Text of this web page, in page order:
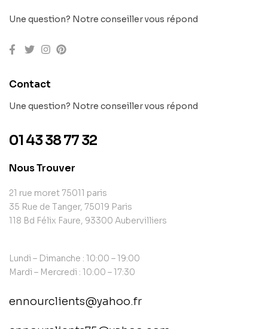
Une question? Notre conseiller vous répond
Contact
Une question? Notre conseiller vous répond
01 43 38 77 32
Nous Trouver
21 rue moret 75011 paris
35 Rue de Tanger, 75019 Paris
118 Bd Félix Faure, 93300 Aubervilliers
Lundi – Dimanche : 10:00 – 19:00
Mardi – Mercredi : 10:00 – 17:30
ennourclients@yahoo.fr